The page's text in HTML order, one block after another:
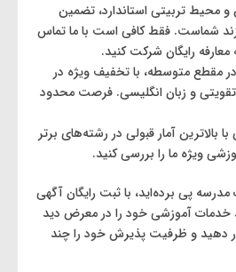
محیط تربیتی استاندارد، تضمین
شماست. فقط کافی است با ما تماس
معارفه رایگان شرکت کنید.
مقطع متوسطه، با تخفیف ویژه در
و زبان انگلیسی. فرصت محدود
بالاترین آمار قبولی در رشته‌های برتر
ویژه ما را بررسی کنید.
پی برده‌اید، با ثبت رایگان آگهی
خدمات آموزشی خود را در معرض دید
دهید و ظرفیت پذیرش خود را چند